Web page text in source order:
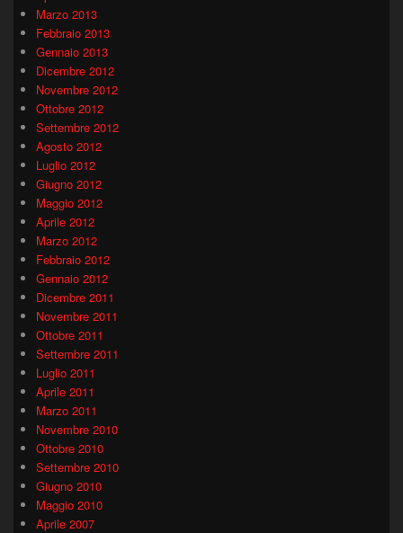
Marzo 2013
Febbraio 2013
Gennaio 2013
Dicembre 2012
Novembre 2012
Ottobre 2012
Settembre 2012
Agosto 2012
Luglio 2012
Giugno 2012
Maggio 2012
Aprile 2012
Marzo 2012
Febbraio 2012
Gennaio 2012
Dicembre 2011
Novembre 2011
Ottobre 2011
Settembre 2011
Luglio 2011
Aprile 2011
Marzo 2011
Novembre 2010
Ottobre 2010
Settembre 2010
Giugno 2010
Maggio 2010
Aprile 2007